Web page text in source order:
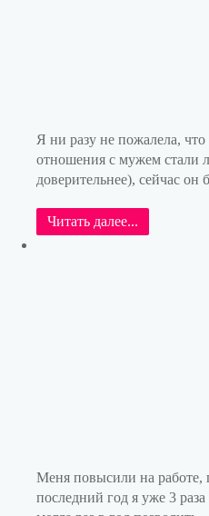
Я ни разу не пожалела, что
отношения с мужем стали
доверительнее), сейчас он
Читать далее...
Меня повысили на работе,
последний год я уже 3